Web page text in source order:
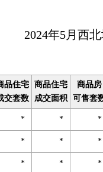
2024年5月西
品住宅
交套数
商品住宅
成交面积
商品房
可售套
* *
* *
* *